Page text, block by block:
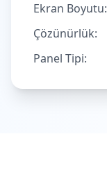
Ekran Boyutu:
Çözünürlük:
Panel Tipi: